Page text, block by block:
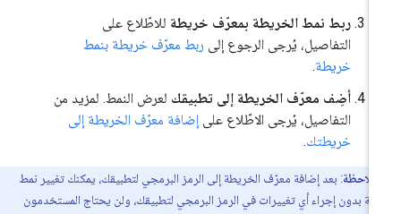
ربط نمط الخريطة بمعرّف خريطة للاطّلاع على
التفاصيل، يُرجى الرجوع إلى ربط معرّف خريطة بنمط
خريطة .
أضِف معرّف الخريطة إلى تطبيقكلعرض النمط. لمزيد من
التفاصيل، يُرجى الاطّلاع علىإضافة معرّف الخريطة إلى
خريطتك.
ملاحظة: بعد إضافة معرّف الخريطة إلى الرمز البرمجي لتطبيقك، يمكنك تغيير نمط
بدون إجراء أي تغييرات في الرمز البرمجي لتطبيقك، ولن يحتاج المستخدمون